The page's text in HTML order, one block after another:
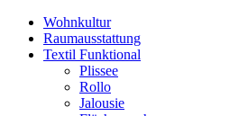
Wohnkultur
Raumausstattung
Textil Funktional
Plissee
Rollo
Jalousie